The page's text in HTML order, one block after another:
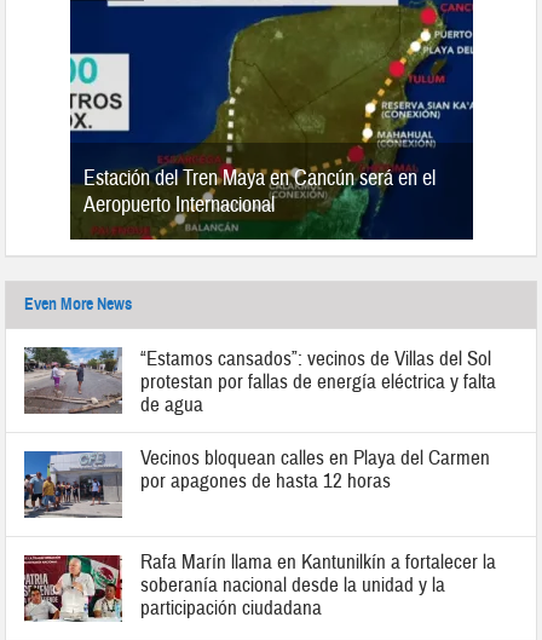
Estación del Tren Maya en Cancún será en el
Aeropuerto Internacional
Even More News
“Estamos cansados”: vecinos de Villas del Sol
protestan por fallas de energía eléctrica y falta
de agua
Vecinos bloquean calles en Playa del Carmen
por apagones de hasta 12 horas
Rafa Marín llama en Kantunilkín a fortalecer la
soberanía nacional desde la unidad y la
participación ciudadana